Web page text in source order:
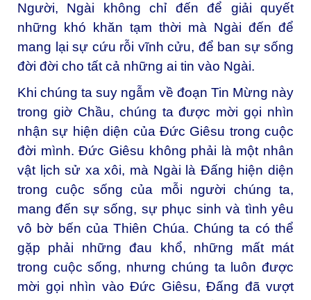
Người, Ngài không chỉ đến để giải quyết
những khó khăn tạm thời mà Ngài đến để
mang lại sự cứu rỗi vĩnh cửu, để ban sự sống
đời đời cho tất cả những ai tin vào Ngài.
Khi chúng ta suy ngẫm về đoạn Tin Mừng này
trong giờ Chầu, chúng ta được mời gọi nhìn
nhận sự hiện diện của Đức Giêsu trong cuộc
đời mình. Đức Giêsu không phải là một nhân
vật lịch sử xa xôi, mà Ngài là Đấng hiện diện
trong cuộc sống của mỗi người chúng ta,
mang đến sự sống, sự phục sinh và tình yêu
vô bờ bến của Thiên Chúa. Chúng ta có thể
gặp phải những đau khổ, những mất mát
trong cuộc sống, nhưng chúng ta luôn được
mời gọi nhìn vào Đức Giêsu, Đấng đã vượt